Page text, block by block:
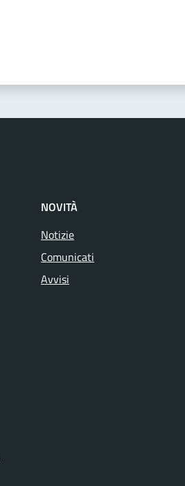
NOVITÀ
Notizie
Comunicati
Avvisi